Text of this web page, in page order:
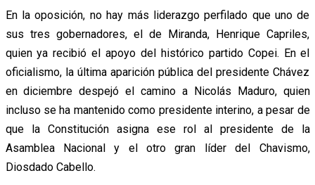
En la oposición, no hay más liderazgo perfilado que uno de
sus tres gobernadores, el de Miranda, Henrique Capriles,
quien ya recibió el apoyo del histórico partido Copei. En el
oficialismo, la última aparición pública del presidente Chávez
en diciembre despejó el camino a Nicolás Maduro, quien
incluso se ha mantenido como presidente interino, a pesar de
que la Constitución asigna ese rol al presidente de la
Asamblea Nacional y el otro gran líder del Chavismo,
Diosdado Cabello.